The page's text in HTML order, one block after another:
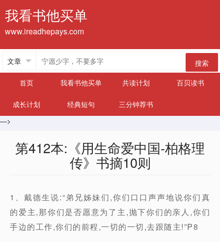
我看书他买单
www.ireadhepays.com
搜索
首页
我看书他买单 共读计划 百贝读书
成长计划 经典短句
三分钟荐书
—>
第412本:《用生命爱中国-柏格理
传》书摘10则
1、戴德生说:“弟兄姊妹们,你们口口声声地说你们真
的爱主,那你们是否愿意为了主,抛下你们的亲人,你们
手边的工作,你们的前程,一切的一切,去跟随主!”P8